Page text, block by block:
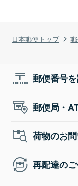
日本郵便トップ
郵便番号
郵便局・
荷物のお
再配達の